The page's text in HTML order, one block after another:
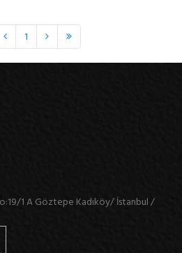
1
1 A Göztepe Kadıköy/ İstanbul /